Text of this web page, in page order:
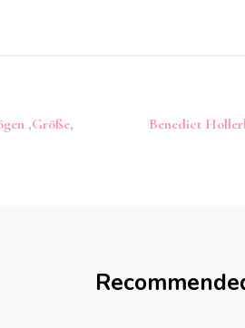
,Größe,
Benedict